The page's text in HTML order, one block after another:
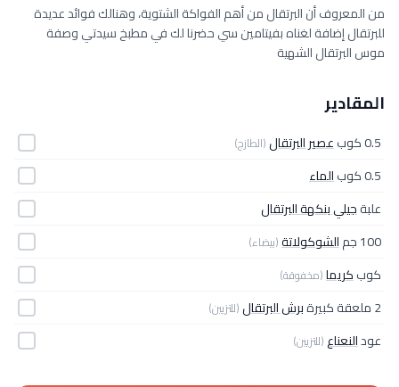
من المعروف أن البرتقال من أهم الفواكة الشتوية، وهنالك فوائد عديدة
للبرتقال إضافة لغناه بفيتامين سي حضرنا لك في مطبخ سيدتي وصفة
موس البرتقال الشهية
المقادير
0.5 كوب عصير البرتقال(الطازج)
0.5 كوب
الماء
علبةجيلي بنكهة البرتقال
100 جم
الشوكولاتة(بيضاء)
كوبكريما(مخفوقة)
2 ملعقة كبيرة برش البرتقال(للتزيين)
عودالنعناع(للتزيين)